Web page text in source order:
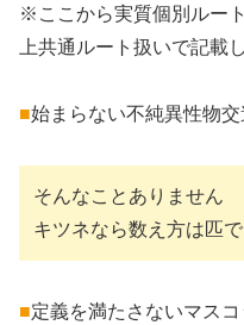
※ここから実質個別ルー
上共通ルート扱いで記載
■始まらない不純異性物交
そんなことありません
キツネなら数え方は匹
■定義を満たさないマスコ